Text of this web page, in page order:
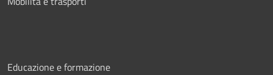
Educazione e formazione